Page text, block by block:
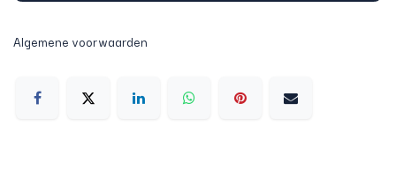
Algemene voorwaarden